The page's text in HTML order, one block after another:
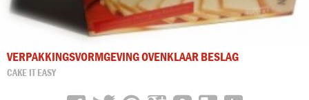
VERPAKKINGSVORMGEVING OVENKLAAR BESLAG
CAKE IT EASY